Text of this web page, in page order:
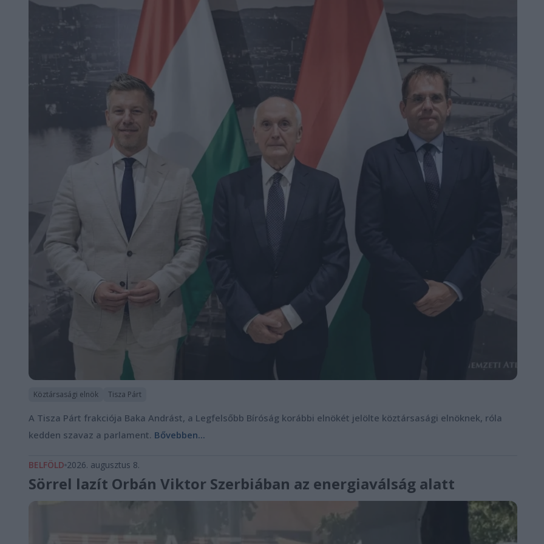
Köztársasági elnök Tisza Párt
A Tisza Párt frakciója Baka Andrást, a Legfelsőbb Bíróság korábbi elnökét jelölte köztársasági elnöknek, róla
kedden szavaz a parlament. Bővebben...
BELFÖLD 2026. augusztus 8.
Sörrel lazít Orbán Viktor Szerbiában az energiaválság alatt